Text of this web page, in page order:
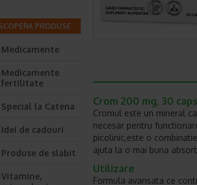
Crom 200 mg, 30
Cromul este un mineral
necesar pentru
picolinic,este o
ajuta la o mai buna
Utilizare
Formula avansata ce
PRODUSE
Medicamente
Medicamente
fertilitate
Special la Catena
Idei de cadouri
Produse de slabit
Vitamine,